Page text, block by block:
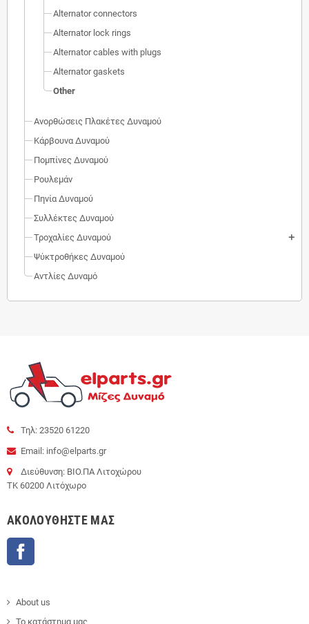
Alternator connectors
Alternator lock rings
Alternator cables with plugs
Alternator gaskets
Other
Ανορθώσεις Πλακέτες Δυναμού
Κάρβουνα Δυναμού
Πομπίνες Δυναμού
Ρουλεμάν
Πηνία Δυναμού
Συλλέκτες Δυναμού
Τροχαλίες Δυναμού
add
Ψύκτροθήκες Δυναμού
Αντλίες Δυναμό
Τηλ: 23520 61220
Email: info@elparts.gr
Διεύθυνση: ΒΙΟ.ΠΑ Λιτοχώρου
ΤΚ 60200 Λιτόχωρο
AΚΟΛΟΥΘΉΣΤΕ ΜΑΣ
About us
Το κατάστημα μας